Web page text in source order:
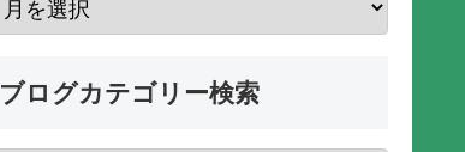
ブログカテゴリー検索